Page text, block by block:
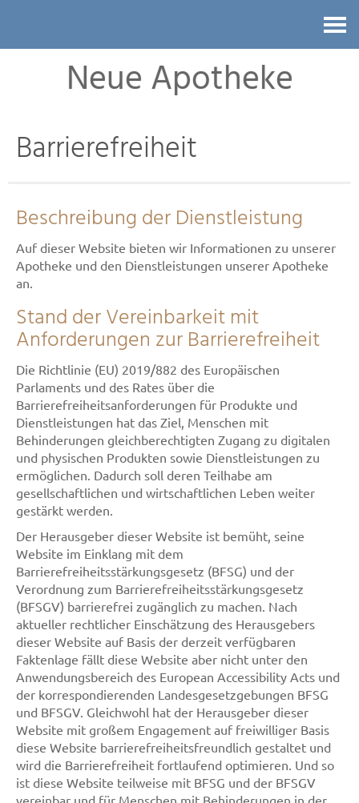
Neue Apotheke
Barrierefreiheit
Beschreibung der Dienstleistung
Auf dieser Website bieten wir Informationen zu unserer
Apotheke und den Dienstleistungen unserer Apotheke
an.
Stand der Vereinbarkeit mit
Anforderungen zur Barrierefreiheit
Die Richtlinie (EU) 2019/882 des Europäischen
Parlaments und des Rates über die
Barrierefreiheitsanforderungen für Produkte und
Dienstleistungen hat das Ziel, Menschen mit
Behinderungen gleichberechtigten Zugang zu digitalen
und physischen Produkten sowie Dienstleistungen zu
ermöglichen. Dadurch soll deren Teilhabe am
gesellschaftlichen und wirtschaftlichen Leben weiter
gestärkt werden.
Der Herausgeber dieser Website ist bemüht, seine
Website im Einklang mit dem
Barrierefreiheitsstärkungsgesetz (BFSG) und der
Verordnung zum Barrierefreiheitsstärkungsgesetz
(BFSGV) barrierefrei zugänglich zu machen. Nach
aktueller rechtlicher Einschätzung des Herausgebers
dieser Website auf Basis der derzeit verfügbaren
Faktenlage fällt diese Website aber nicht unter den
Anwendungsbereich des European Accessibility Acts und
der korrespondierenden Landesgesetzgebungen BFSG
und BFSGV. Gleichwohl hat der Herausgeber dieser
Website mit großem Engagement auf freiwilliger Basis
diese Website barrierefreiheitsfreundlich gestaltet und
wird die Barrierefreiheit fortlaufend optimieren. Und so
ist diese Website teilweise mit BFSG und der BFSGV
vereinbar und für Menschen mit Behinderungen in der